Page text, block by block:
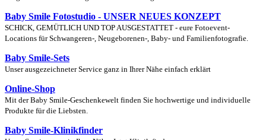
Baby Smile Fotostudio - UNSER NEUES KONZEPT
SCHICK, GEMÜTLICH UND TOP AUSGESTATTET - eure Fotoevent-
Locations für Schwangeren-, Neugeborenen-, Baby- und Familienfotografie.
Baby Smile-Sets
Unser ausgezeichneter Service ganz in Ihrer Nähe einfach erklärt
Online-Shop
Mit der Baby Smile-Geschenkewelt finden Sie hochwertige und individuelle
Produkte für die Liebsten.
Baby Smile-Klinikfinder